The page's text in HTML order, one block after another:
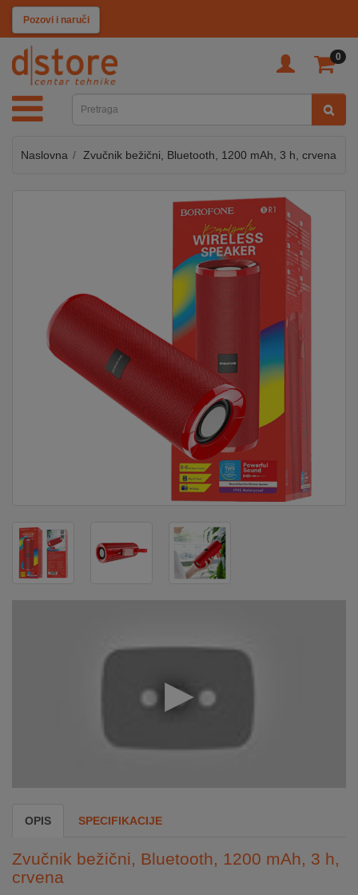
Pozovi i naruči
0
KATEGORIJE
TV
SAT
MOBILNI
KUĆANSKI
APARATI
KLIMATIZACIJA
BRENDOVI
Naslovna Zvučnik bežični, Bluetooth, 1200 mAh, 3 h, crvena
OPIS SPECIFIKACIJE
Zvučnik bežični, Bluetooth, 1200 mAh, 3 h,
crvena